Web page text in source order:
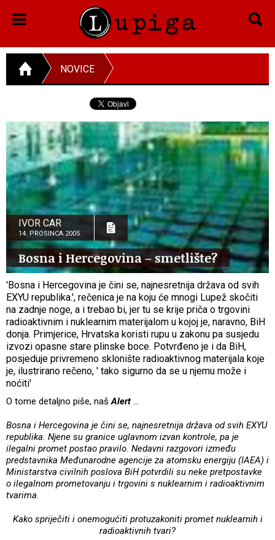
NOVICE
IVOR CAR
14. PROSINCA 2005.
Bosna i Hercegovina – smetlište?
'Bosna i Hercegovina je čini se, najnesretnija država od svih
EXYU republika.', rečenica je na koju će mnogi Lupež skočiti
na zadnje noge, a i trebao bi, jer tu se krije priča o trgovini
radioaktivnim i nuklearnim materijalom u kojoj je, naravno, BiH
donja. Primjerice, Hrvatska koristi rupu u zakonu pa susjedu
izvozi opasne stare plinske boce. Potvrđeno je i da BiH,
posjeduje privremeno sklonište radioaktivnog materijala koje
je, ilustrirano rečeno, ' tako sigurno da se u njemu može i
noćiti'
O tome detaljno piše, našAlert...
Bosna i Hercegovina je čini se, najnesretnija država od svih EXYU
republika. Njene su granice uglavnom izvan kontrole, pa je
ilegalni promet postao pravilo. Nedavni razgovori između
predstavnika Međunarodne agencije za atomsku energiju (IAEA) i
Ministarstva civilnih poslova BiH potvrdili su neke pretpostavke
o ilegalnom prometovanju i trgovini s nuklearnim i radioaktivnim
tvarima.
Kako spriječiti i onemogućiti protuzakoniti promet nuklearnih i
radioaktivnih tvari?